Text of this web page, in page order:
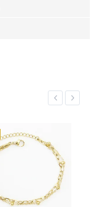
Previous
Next